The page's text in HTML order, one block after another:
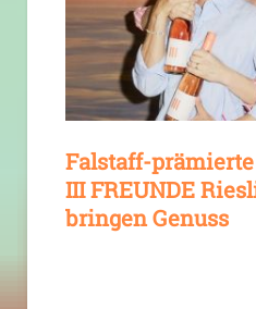
Falstaff-
III FREUNDE
bringen Genuss